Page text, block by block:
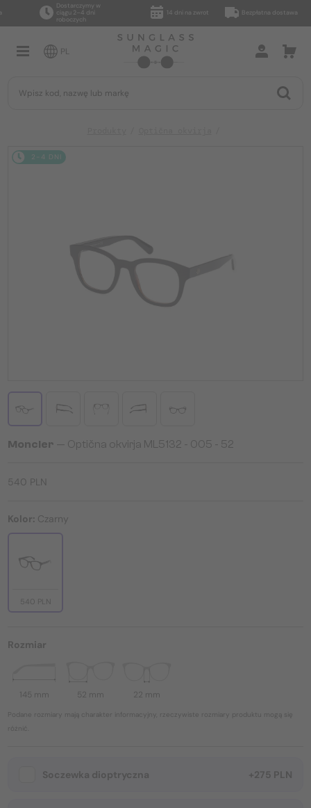
Dostarczymy w
ciągu 2–4 dni
roboczych
14 dni na zwrot Bezpłatna dostawa
PL
2-4 DNI
Moncler — Optična okvirja ML5132 - 005 - 52
540 PLN
Kolor: Czarny
540 PLN
Rozmiar
145 mm 52 mm 22 mm
Podane rozmiary mają charakter informacyjny, rzeczywiste rozmiary produktu mogą się
różnić.
Soczewka dioptryczna +275 PLN